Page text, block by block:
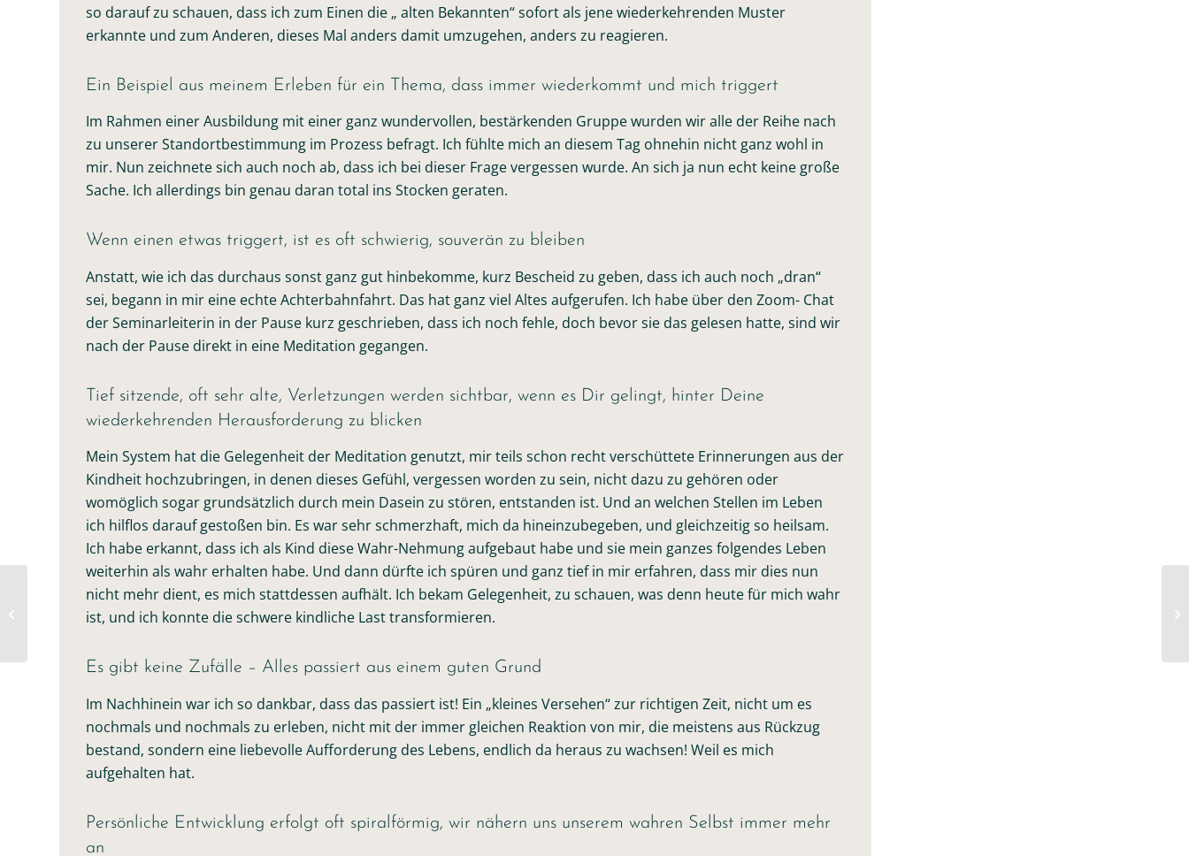
so darauf zu schauen, dass ich zum Einen die „ alten Bekannten“ sofort als jene wiederkehrenden Muster
erkannte und zum Anderen, dieses Mal anders damit umzugehen, anders zu reagieren.
Ein Beispiel aus meinem Erleben für ein Thema, dass immer wiederkommt und mich triggert
Im Rahmen einer Ausbildung mit einer ganz wundervollen, bestärkenden Gruppe wurden wir alle der Reihe nach
zu unserer Standortbestimmung im Prozess befragt. Ich fühlte mich an diesem Tag ohnehin nicht ganz wohl in
mir. Nun zeichnete sich auch noch ab, dass ich bei dieser Frage vergessen wurde. An sich ja nun echt keine große
Sache. Ich allerdings bin genau daran total ins Stocken geraten.
Wenn einen etwas triggert, ist es oft schwierig, souverän zu bleiben
Anstatt, wie ich das durchaus sonst ganz gut hinbekomme, kurz Bescheid zu geben, dass ich auch noch „dran“
sei, begann in mir eine echte Achterbahnfahrt. Das hat ganz viel Altes aufgerufen. Ich habe über den Zoom- Chat
der Seminarleiterin in der Pause kurz geschrieben, dass ich noch fehle, doch bevor sie das gelesen hatte, sind wir
nach der Pause direkt in eine Meditation gegangen.
Tief sitzende, oft sehr alte, Verletzungen werden sichtbar, wenn es Dir gelingt, hinter Deine
wiederkehrenden Herausforderung zu blicken
Mein System hat die Gelegenheit der Meditation genutzt, mir teils schon recht verschüttete Erinnerungen aus der
Kindheit hochzubringen, in denen dieses Gefühl, vergessen worden zu sein, nicht dazu zu gehören oder
womöglich sogar grundsätzlich durch mein Dasein zu stören, entstanden ist. Und an welchen Stellen im Leben
ich hilflos darauf gestoßen bin. Es war sehr schmerzhaft, mich da hineinzubegeben, und gleichzeitig so heilsam.
Ich habe erkannt, dass ich als Kind diese Wahr-Nehmung aufgebaut habe und sie mein ganzes folgendes Leben
weiterhin als wahr erhalten habe. Und dann dürfte ich spüren und ganz tief in mir erfahren, dass mir dies nun
nicht mehr dient, es mich stattdessen aufhält. Ich bekam Gelegenheit, zu schauen, was denn heute für mich wahr
ist, und ich konnte die schwere kindliche Last transformieren.
Es gibt keine Zufälle – Alles passiert aus einem guten Grund
Im Nachhinein war ich so dankbar, dass das passiert ist! Ein „kleines Versehen“ zur richtigen Zeit, nicht um es
nochmals und nochmals zu erleben, nicht mit der immer gleichen Reaktion von mir, die meistens aus Rückzug
bestand, sondern eine liebevolle Aufforderung des Lebens, endlich da heraus zu wachsen! Weil es mich
aufgehalten hat.
Persönliche Entwicklung erfolgt oft spiralförmig, wir nähern uns unserem wahren Selbst immer mehr
an
Spur zu Deinen Sinnen